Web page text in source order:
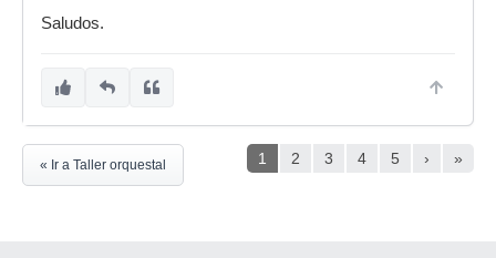
Saludos.
1 2 3 4 5 › »
« Ir a Taller orquestal